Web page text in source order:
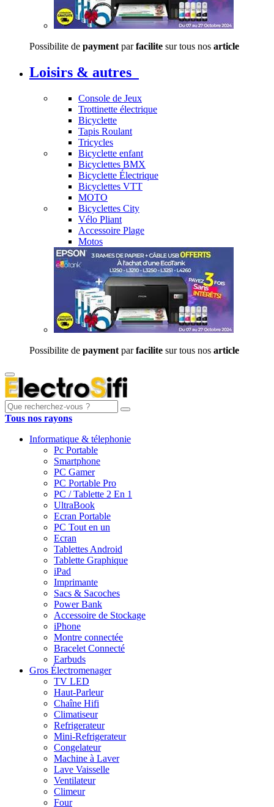
Possibilite de payment parfacilite sur tous nos article
Loisirs & autres
Console de Jeux
Trottinette électrique
Bicyclette
Tapis Roulant
Tricycles
Bicyclette enfant
Bicyclettes BMX
Bicyclette Électrique
Bicyclettes VTT
MOTO
Bicyclettes City
Vélo Pliant
Accessoire Plage
Motos
Possibilite de payment parfacilite sur tous nos article
Tous nos rayons
Informatique & télephonie
Pc Portable
Smartphone
PC Gamer
PC Portable Pro
PC / Tablette 2 En 1
UltraBook
Ecran Portable
PC Tout en un
Ecran
Tablettes Android
Tablette Graphique
iPad
Imprimante
Sacs & Sacoches
Power Bank
Accessoire de Stockage
iPhone
Montre connectée
Bracelet Connecté
Earbuds
Gros Électromenager
TV LED
Haut-Parleur
Chaîne Hifi
Climatiseur
Refrigerateur
Mini-Refrigerateur
Congelateur
Machine à Laver
Lave Vaisselle
Ventilateur
Climeur
Four